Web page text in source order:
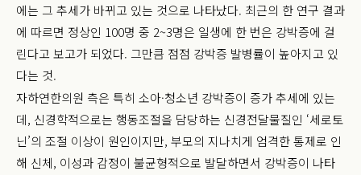
에는 그 추세가 바뀌고 있는 것으로 나타났다. 최근의 한 연구 결과
에 따르면 정상인 100명 중 2~3명은 일생에 한 번은 강박증에 걸
린다고 보고가 되었다. 그만큼 점점 강박증 발병률이 높아지고 있
다는 것.
자하연한의원 측은 특히 소아·청소년 강박증이 증가 추세에 있는
데, 신경학적으로는 행동조절을 담당하는 신경전달물질인 ‘세로토
닌’의 조절 이상이 원인이지만, 부모의 지나치게 엄격한 통제로 인
해 신체, 이성과 감정이 불균형적으로 발달하면서 강박증이 나타